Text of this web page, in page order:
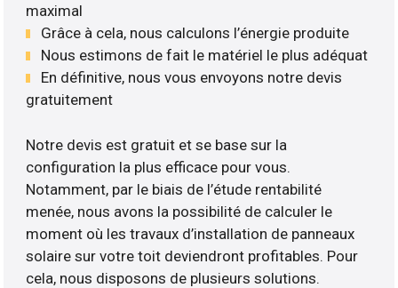
maximal
Grâce à cela, nous calculons l’énergie produite
Nous estimons de fait le matériel le plus adéquat
En définitive, nous vous envoyons notre devis
gratuitement
Notre devis est gratuit et se base sur la
configuration la plus efficace pour vous.
Notamment, par le biais de l’étude rentabilité
menée, nous avons la possibilité de calculer le
moment où les travaux d’installation de panneaux
solaire sur votre toit deviendront profitables. Pour
cela, nous disposons de plusieurs solutions.